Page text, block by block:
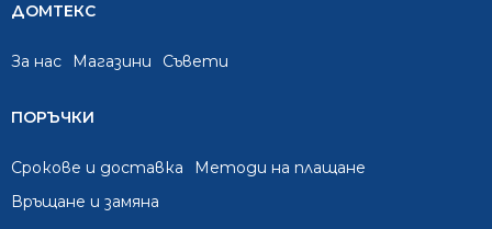
ДОМТЕКС
За нас Mагазини Съвети
ПОРЪЧКИ
Срокове и доставка
Методи на плащане
Връщане и замяна